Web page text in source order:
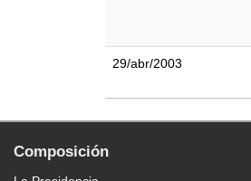
29/abr/2003
Composición